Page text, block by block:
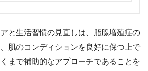
と生活習慣の見直しは、脂腺増殖症の
肌のコンディションを良好に保つ上で
まで補助的なアプローチであることを